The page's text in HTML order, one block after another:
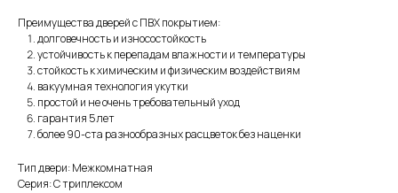
Преимущества дверей с ПВХ покрытием:
долговечность и износостойкость
устойчивость к перепадам влажности и температуры
стойкость к химическим и физическим воздействиям
вакуумная технология укутки
простой и не очень требовательный уход
гарантия 5 лет
более 90-ста разнообразных расцветок без наценки
Тип двери: Межкомнатная
Серия: С триплексом